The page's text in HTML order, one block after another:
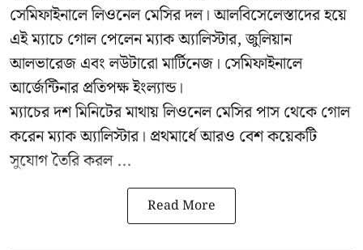
সেমিফাইনালে লিওনেল মেসির দল। আলবিসেলেস্তাদের হয়ে
এই ম্যাচে গোল পেলেন ম্যাক অ্যালিস্টার, জুলিয়ান
আলভারেজ এবং লউটারো মার্টিনেজ। সেমিফাইনালে
আর্জেন্টিনার প্রতিপক্ষ ইংল্যান্ড।
ম্যাচের দশ মিনিটের মাথায় লিওনেল মেসির পাস থেকে গোল
করেন ম্যাক অ্যালিস্টার। প্রথমার্ধে আরও বেশ কয়েকটি
সুযোগ তৈরি করল ...
Read More